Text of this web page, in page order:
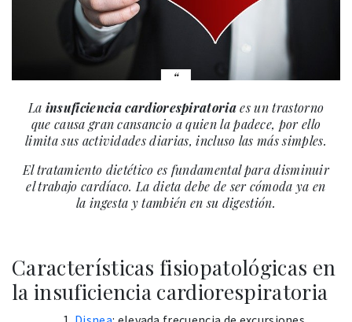
La insuficiencia cardiorespiratoriaes un trastorno
que causa gran cansancio a quien la padece, por ello
limita sus actividades diarias, incluso las más simples.
El tratamiento dietético es fundamental para disminuir
el trabajo cardíaco. La dieta debe de ser cómoda ya en
la ingesta y también en su digestión.
Características fisiopatológicas en
la insuficiencia cardiorespiratoria